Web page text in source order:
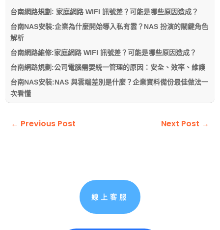
台南網路規劃: 家庭網路 WIFI 訊號差？可能是哪些原因造成？
台南NAS安裝:企業為什麼開始導入私有雲？NAS 扮演的關鍵角色
解析
台南網路維修:家庭網路 WIFI 訊號差？可能是哪些原因造成？
台南網路規劃:公司電腦需要統一管理的原因：安全、效率、維護
台南NAS安裝:NAS 與雲端差別是什麼？企業資料備份最佳做法一
次看懂
← Previous Post Next Post →
線上客服